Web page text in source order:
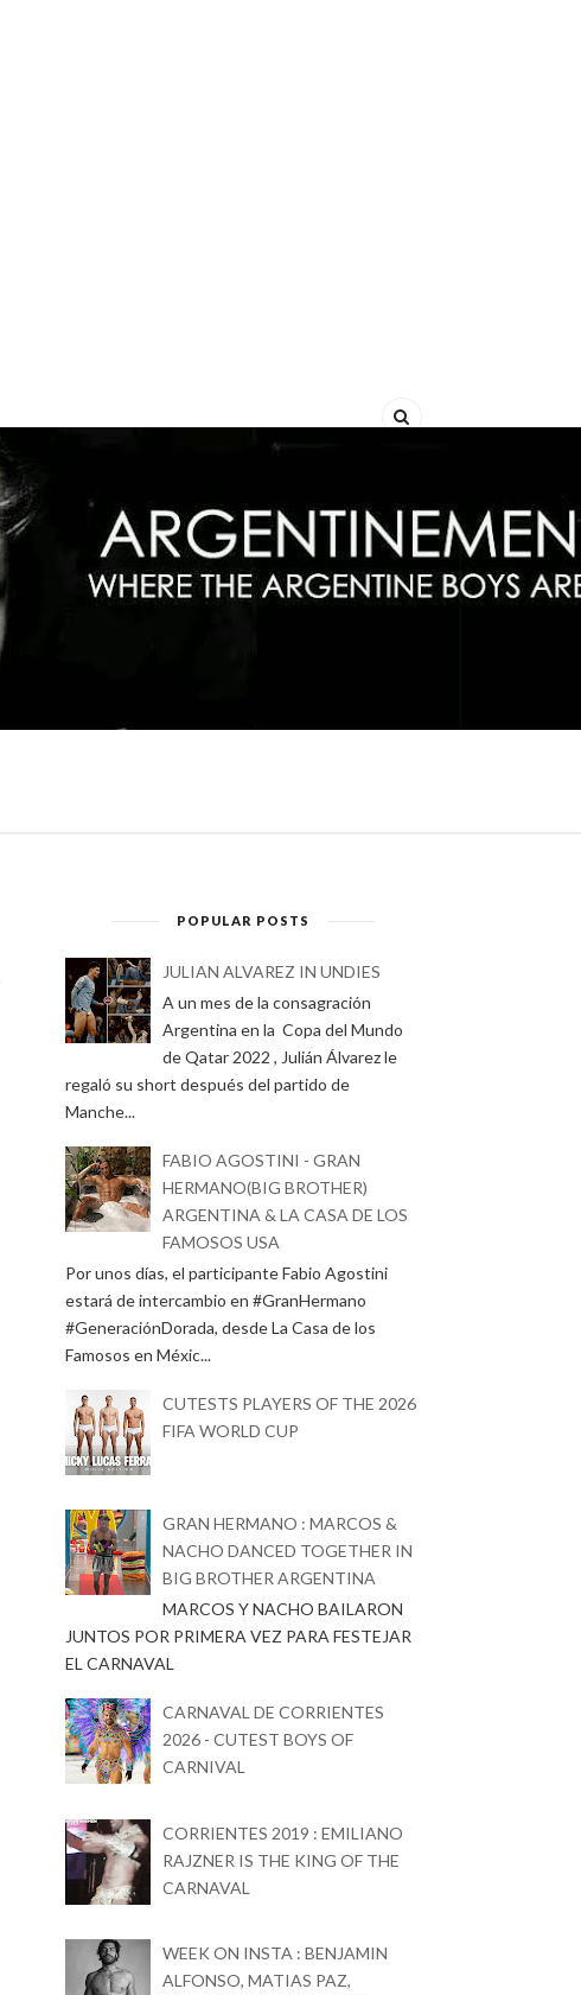
POPULAR POSTS
JULIAN ALVAREZ IN UNDIES
A un mes de la consagración
Argentina en la Copa del Mundo
de Qatar 2022 , Julián Álvarez le
regaló su short después del partido de
Manche...
FABIO AGOSTINI - GRAN
HERMANO(BIG BROTHER)
ARGENTINA & LA CASA DE LOS
FAMOSOS USA
Por unos días, el participante Fabio Agostini
estará de intercambio en #GranHermano
#GeneraciónDorada, desde La Casa de los
Famosos en Méxic...
CUTESTS PLAYERS OF THE 2026
FIFA WORLD CUP
GRAN HERMANO : MARCOS &
NACHO DANCED TOGETHER IN
BIG BROTHER ARGENTINA
MARCOS Y NACHO BAILARON
JUNTOS POR PRIMERA VEZ PARA FESTEJAR
EL CARNAVAL
CARNAVAL DE CORRIENTES
2026 - CUTEST BOYS OF
CARNIVAL
CORRIENTES 2019 : EMILIANO
RAJZNER IS THE KING OF THE
CARNAVAL
WEEK ON INSTA : BENJAMIN
ALFONSO, MATIAS PAZ,